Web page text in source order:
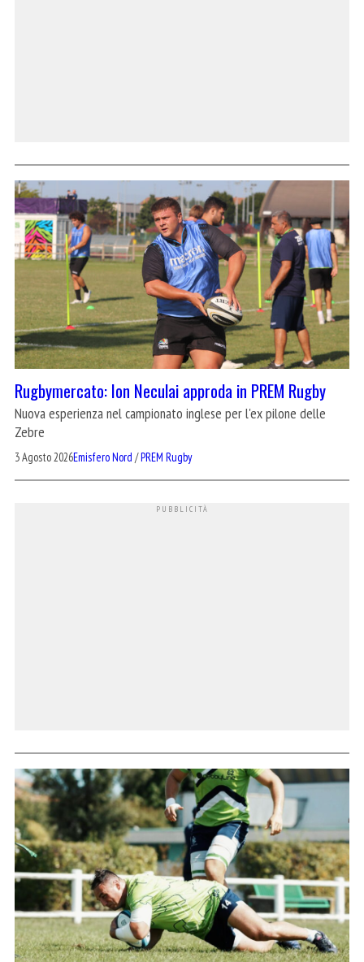
Rugbymercato: Ion Neculai approda in PREM Rugby
Nuova esperienza nel campionato inglese per l'ex pilone delle
Zebre
3 Agosto 2026Emisfero Nord /PREM Rugby